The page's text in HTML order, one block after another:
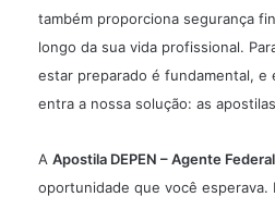
também proporciona segurança
longo da sua vida profissional.
estar preparado é fundamental, e
entra a nossa solução: as apostilas
A Apostila DEPEN – Agente
oportunidade que você esperava.